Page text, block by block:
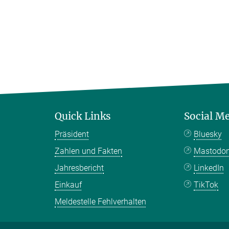
Quick Links
Präsident
Zahlen und Fakten
Jahresbericht
Einkauf
Meldestelle Fehlverhalten
Social
Bluesky
LinkedIn
TikTok